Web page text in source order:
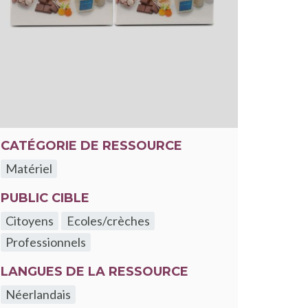
CATÉGORIE DE RESSOURCE
Matériel
PUBLIC CIBLE
Citoyens
Ecoles/crèches
Professionnels
LANGUES DE LA RESSOURCE
Néerlandais